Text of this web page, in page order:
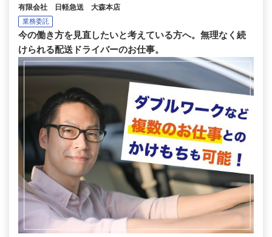
有限会社 日軽急送 大森本店
業務委託
今の働き方を見直したいと考えている方へ。無理なく続
けられる配送ドライバーのお仕事。